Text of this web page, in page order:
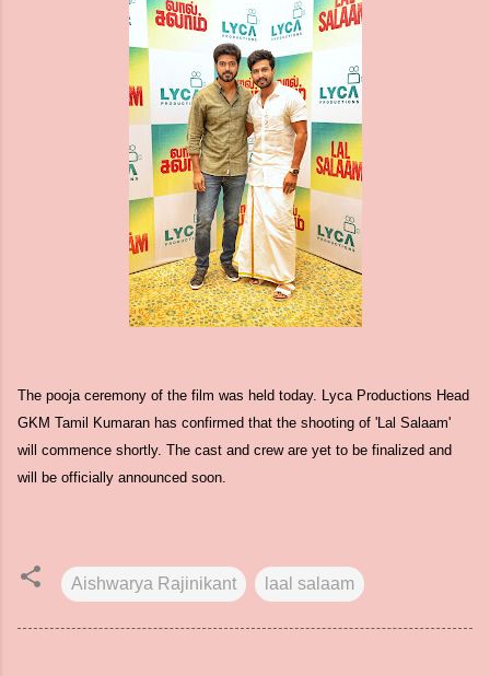
The pooja ceremony of the film was held today. Lyca Productions Head
GKM Tamil Kumaran has confirmed that the shooting of 'Lal Salaam'
will commence shortly. The cast and crew are yet to be finalized and
will be officially announced soon.
Aishwarya Rajinikant laal salaam